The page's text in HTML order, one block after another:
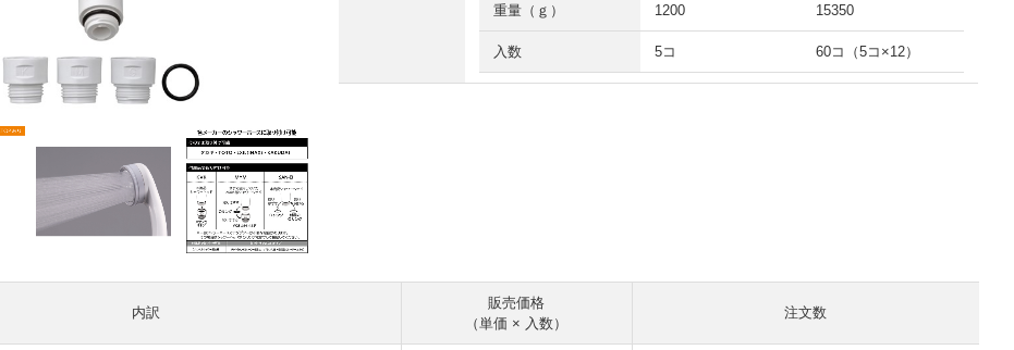
重量（ｇ） 1200 15350
入数 5コ 60コ（5コ×12）
内訳
販売価格
（単価 × 入数）
注文数